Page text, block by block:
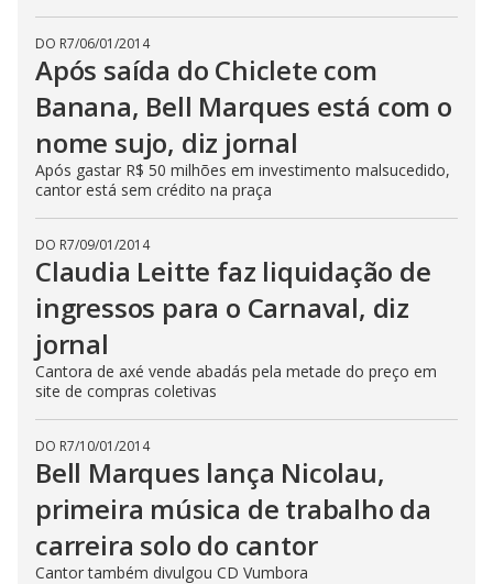
DO R7/06/01/2014
Após saída do Chiclete com
Banana, Bell Marques está com o
nome sujo, diz jornal
Após gastar R$ 50 milhões em investimento malsucedido,
cantor está sem crédito na praça
DO R7/09/01/2014
Claudia Leitte faz liquidação de
ingressos para o Carnaval, diz
jornal
Cantora de axé vende abadás pela metade do preço em
site de compras coletivas
DO R7/10/01/2014
Bell Marques lança Nicolau,
primeira música de trabalho da
carreira solo do cantor
Cantor também divulgou CD Vumbora